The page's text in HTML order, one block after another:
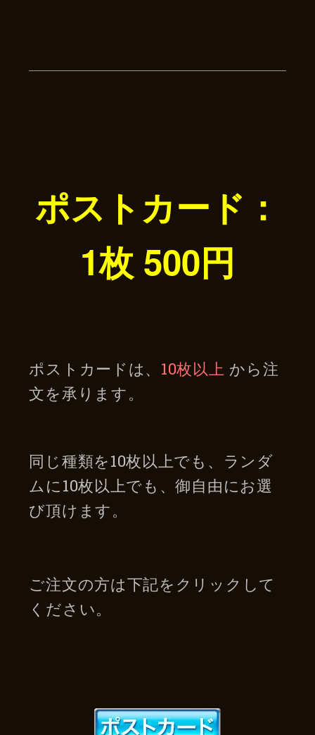
ポストカード：
1枚 500円
ポストカードは、 10枚以上 から注
文を承ります。
同じ種類を10枚以上でも、ランダ
ムに10枚以上でも、御自由にお選
び頂けます。
ご注文の方は下記をクリックして
ください。